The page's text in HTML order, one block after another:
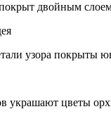
двойным
узора покрыты
украшают цветы